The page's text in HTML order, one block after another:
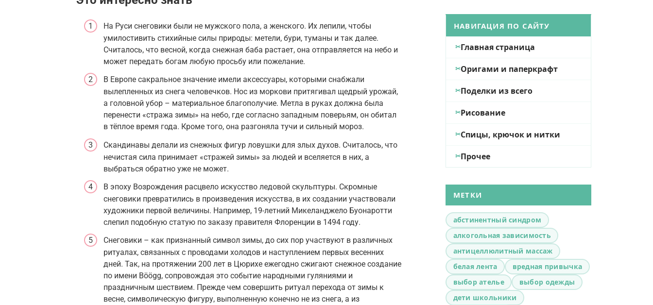
На Руси снеговики были не мужского пола, а женского. Их лепили, чтобы
умилостивить стихийные силы природы: метели, бури, туманы и так далее.
Считалось, что весной, когда снежная баба растает, она отправляется на небо и
может передать богам любую просьбу или пожелание.
В Европе сакральное значение имели аксессуары, которыми снабжали
вылепленных из снега человечков. Нос из моркови притягивал щедрый урожай,
а головной убор – материальное благополучие. Метла в руках должна была
перенести «стража зимы» на небо, где согласно западным поверьям, он обитал
в тёплое время года. Кроме того, она разгоняла тучи и сильный мороз.
Скандинавы делали из снежных фигур ловушки для злых духов. Считалось, что
нечистая сила принимает «стражей зимы» за людей и вселяется в них, а
выбраться обратно уже не может.
В эпоху Возрождения расцвело искусство ледовой скульптуры. Скромные
снеговики превратились в произведения искусства, в их создании участвовали
художники первой величины. Например, 19-летний Микеланджело Буонаротти
слепил подобную статую по заказу правителя Флоренции в 1494 году.
Снеговики – как признанный символ зимы, до сих пор участвуют в различных
ритуалах, связанных с проводами холодов и наступлением первых весенних
дней. Так, на протяжении 200 лет в Цюрихе ежегодно сжигают снежное создание
по имени Böögg, сопровождая это событие народными гуляниями и
праздничным шествием. Прежде чем совершить ритуал перехода от зимы к
весне, символическую фигуру, выполненную конечно не из снега, а из
НАВИГАЦИЯ ПО САЙТУ
Главная страница
Оригами и паперкрафт
Поделки из всего
Рисование
Спицы, крючок и нитки
Прочее
МЕТКИ
абстинентный синдром
алкогольная зависимость
антицеллюлитный массаж
белая лента
вредная привычка
выбор ателье
выбор одежды
дети школьники